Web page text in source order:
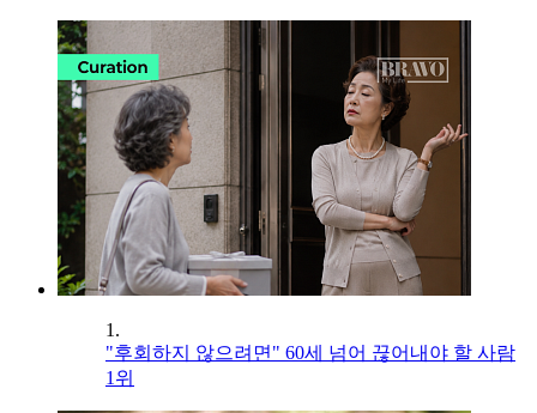
1.
"후회하지 않으려면" 60세 넘어 끊어내야 할 사람
1위